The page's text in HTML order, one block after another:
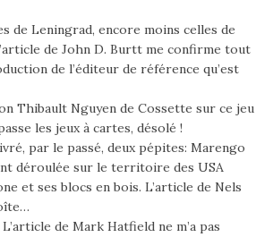
de Leningrad, encore moins celles de
de John D. Burtt me confirme tout
de l’éditeur de référence qu’est
Thibault Nguyen de Cossette sur ce jeu
les jeux à cartes, désolé !
par le passé, deux pépites: Marengo
déroulée sur le territoire des USA
et ses blocs en bois. L’article de Nels
de Mark Hatfield ne m’a pas